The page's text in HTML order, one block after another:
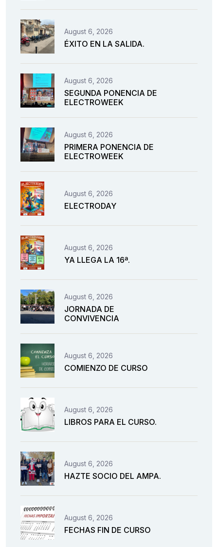
August 6, 2026
ÉXITO EN LA SALIDA.
August 6, 2026
SEGUNDA PONENCIA DE
ELECTROWEEK
August 6, 2026
PRIMERA PONENCIA DE
ELECTROWEEK
August 6, 2026
ELECTRODAY
August 6, 2026
YA LLEGA LA 16ª.
August 6, 2026
JORNADA DE
CONVIVENCIA
August 6, 2026
COMIENZO DE CURSO
August 6, 2026
LIBROS PARA EL CURSO.
August 6, 2026
HAZTE SOCIO DEL AMPA.
August 6, 2026
FECHAS FIN DE CURSO